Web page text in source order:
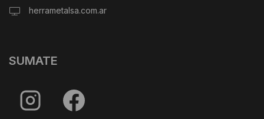
herrametalsa.com.ar
SUMATE